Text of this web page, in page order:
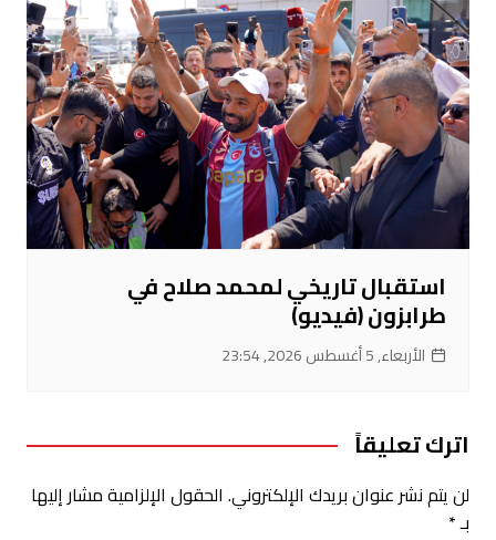
استقبال تاريخي لمحمد صلاح في
طرابزون (فيديو)
الأربعاء, 5 أغسطس 2026, 23:54
اترك تعليقاً
لن يتم نشر عنوان بريدك الإلكتروني. الحقول الإلزامية مشار إليها
بـ*